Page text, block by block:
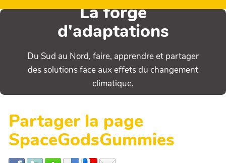
La forge
d'adaptations
Du Sud au Nord, faire, apprendre et partager
des solutions face aux effets du changement
climatique.
Partager la page
SpaceGodsGummies